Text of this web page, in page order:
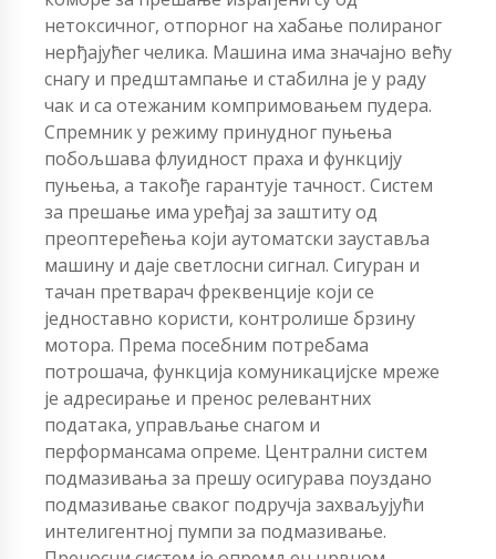
нетоксичног, отпорног на хабање полираног
нерђајућег челика. Машина има значајно већу
снагу и предштампање и стабилна је у раду
чак и са отежаним компримовањем пудера.
Спремник у режиму принудног пуњења
побољшава флуидност праха и функцију
пуњења, а такође гарантује тачност. Систем
за прешање има уређај за заштиту од
преоптерећења који аутоматски зауставља
машину и даје светлосни сигнал. Сигуран и
тачан претварач фреквенције који се
једноставно користи, контролише брзину
мотора. Према посебним потребама
потрошача, функција комуникацијске мреже
је адресирање и пренос релевантних
података, управљање снагом и
перформансама опреме. Централни систем
подмазивања за прешу осигурава поуздано
подмазивање сваког подручја захваљујући
интелигентној пумпи за подмазивање.